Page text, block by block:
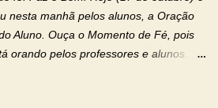
nesta manhã pelos alunos, a Oração
Aluno. Ouça o Momento de Fé, pois
orando pelos professores e alunos.